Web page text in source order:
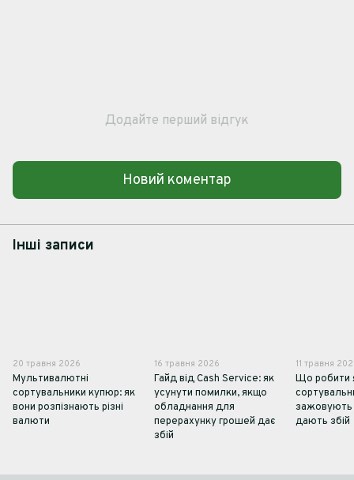
Додайте перший відгук
Новий коментар
Інші записи
20 травня 2026
Мультивалютні
сортувальники купюр: як
вони розпізнають різні
валюти
16 травня 2026
Гайд від Cash Service: як
усунути помилки, якщо
обладнання для
перерахунку грошей дає
збій
11 травня
Що робити
зажовують
дають збій